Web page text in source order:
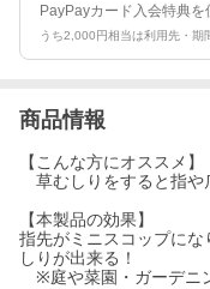
PayPayカード入会特典を
うち2,000円相当は利用先・期
商品情報
【こんな方にオススメ】
草むしりをすると指や
【本製品の効果】
指先がミニスコップに
しりが出来る！
※庭や菜園・ガーデニ